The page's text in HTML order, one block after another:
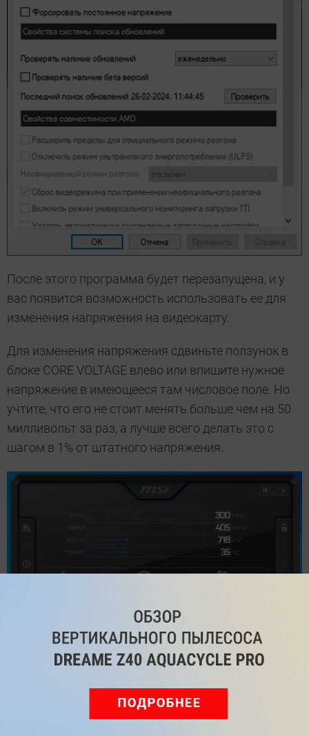
После этого программа будет перезапущена, и у
вас появится возможность использовать ее для
изменения напряжения на видеокарту.
Для изменения напряжения сдвиньте ползунок в
блоке CORE VOLTAGE влево или впишите нужное
напряжение в имеющееся там числовое поле. Но
учтите, что его не стоит менять больше чем на 50
милливольт за раз, а лучше всего делать это с
шагом в 1% от штатного напряжения.